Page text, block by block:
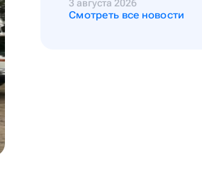
3 августа 2026
Смотреть все новости